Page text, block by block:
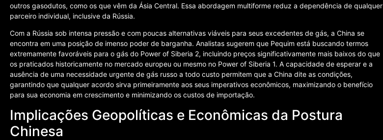
outros gasodutos, como os que vêm da Ásia Central. Essa abordagem multiforme reduz a dependência de qualquer
parceiro individual, inclusive da Rússia.
Com a Rússia sob intensa pressão e com poucas alternativas viáveis para seus excedentes de gás, a China se
encontra em uma posição de imenso poder de barganha. Analistas sugerem que Pequim está buscando termos
extremamente favoráveis para o gás do Power of Siberia 2, incluindo preços significativamente mais baixos do que
os praticados historicamente no mercado europeu ou mesmo no Power of Siberia 1. A capacidade de esperar e a
ausência de uma necessidade urgente de gás russo a todo custo permitem que a China dite as condições,
garantindo que qualquer acordo sirva primeiramente aos seus imperativos econômicos, maximizando o benefício
para sua economia em crescimento e minimizando os custos de importação.
Implicações Geopolíticas e Econômicas da Postura
Chinesa